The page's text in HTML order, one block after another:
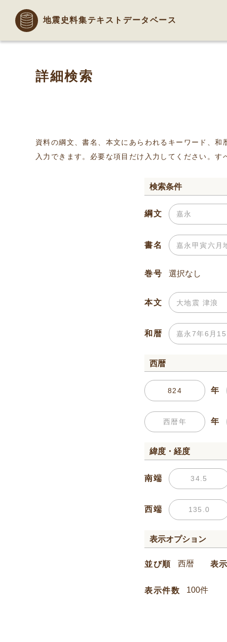
地震史料集テキストデータベース
詳細検索
資料の綱文、書名、本文にあらわれるキーワード、
入力できます。必要な項目だけ入力してください。
検索条件
綱文
書名
巻号
本文
和暦
西暦
年
年
緯度・経度
南端
西端
表示オプション
並び順 表
表示件数